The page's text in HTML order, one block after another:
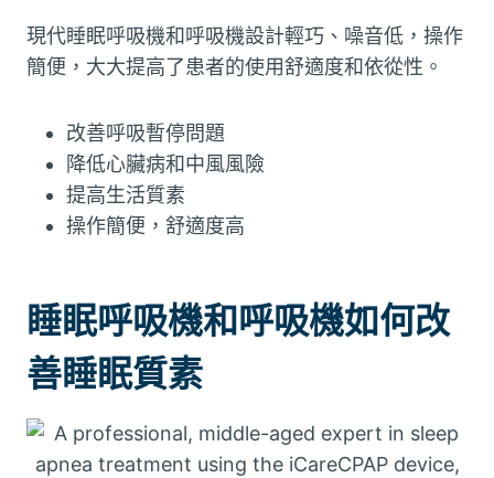
現代睡眠呼吸機和呼吸機設計輕巧、噪音低，操作
簡便，大大提高了患者的使用舒適度和依從性。
改善呼吸暫停問題
降低心臟病和中風風險
提高生活質素
操作簡便，舒適度高
睡眠呼吸機和呼吸機如何改
善睡眠質素